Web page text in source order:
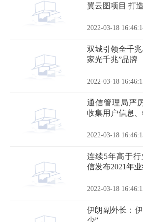
翼云图项目 打
2022-03-18
双城引领全千
家光千兆”品牌
2022-03-18
通信管理局严
收集用户信息
2022-03-18
连续5年高于
信发布2021年
2022-03-18
伊朗副外长：
少”